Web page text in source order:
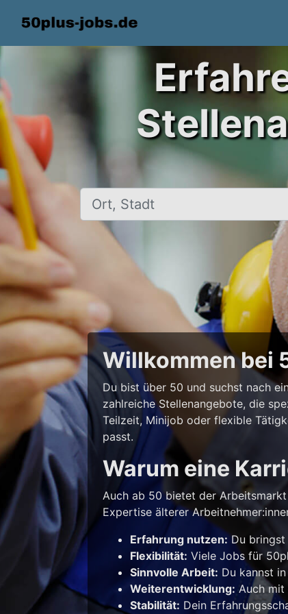
Ort, Stadt
Willkommen bei
Du bist über 50 und suchst nach
zahlreiche Stellenangebote, die
Teilzeit, Minijob oder flexible
passt.
Warum eine
Auch ab 50 bietet der
Expertise älterer
Erfahrung nutzen: Du bringst
Flexibilität: Viele Jobs für
Sinnvolle Arbeit: Du kannst
Weiterentwicklung: Auch mit
Stabilität: Dein